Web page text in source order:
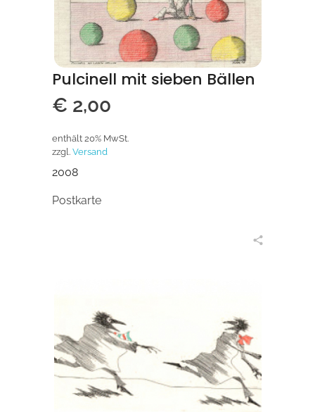
Pulcinell mit sieben Bällen
€ 2,00
enthält 20% MwSt.
zzgl. Versand
2008
Postkarte